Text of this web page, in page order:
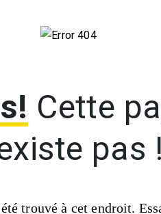
Cette
pas !
trouvé à cet endroit.